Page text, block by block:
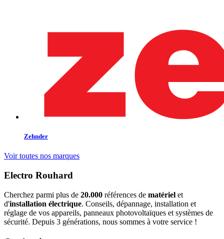
Zehnder
Voir toutes nos marques
Electro Rouhard
Cherchez parmi plus de 20.000 références de matériel et
d'installation électrique. Conseils, dépannage, installation et
réglage de vos appareils, panneaux photovoltaïques et systèmes de
sécurité. Depuis 3 générations, nous sommes à votre service !